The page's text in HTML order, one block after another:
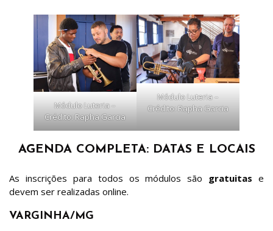
Módulo Luteria –
Crédito: Rapha Garcia
Módulo Luteria –
Crédito: Rapha Garcia
AGENDA COMPLETA: DATAS E LOCAIS
As inscrições para todos os módulos são gratuitas e
devem ser realizadas online.
VARGINHA/MG